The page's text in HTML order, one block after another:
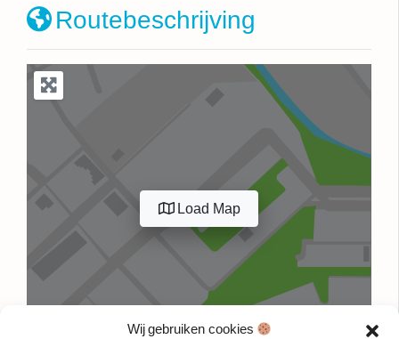
Wij gebruiken cookies
Routebeschrijving
Load Map